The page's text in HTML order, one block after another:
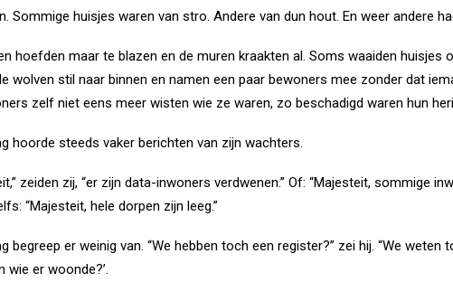
Sommige huisjes waren van stro. Andere van dun hout. En weer andere
hoefden maar te blazen en de muren kraakten al. Soms waaiden
wolven stil naar binnen en namen een paar bewoners mee zonder dat
zelf niet eens meer wisten wie ze waren, zo beschadigd waren hun
hoorde steeds vaker berichten van zijn wachters.
zeiden zij, “er zijn data-inwoners verdwenen.” Of: “Majesteit, sommige
“Majesteit, hele dorpen zijn leeg.”
begreep er weinig van. “We hebben toch een register?” zei hij. “We
wie er woonde?’.